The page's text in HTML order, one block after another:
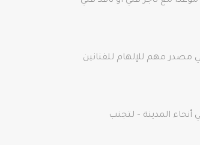
مصدر مهم للإلهام للفنانين
المدينة – لتجنب